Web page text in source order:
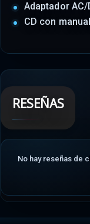
Adaptador AC/
CD con
RESEÑAS
No hay reseñas de